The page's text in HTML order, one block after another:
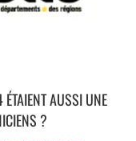
AUSSI UNE
?